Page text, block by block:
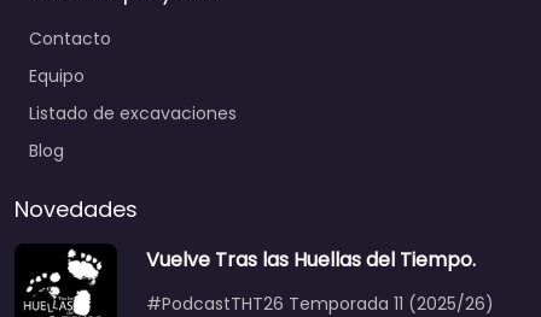
Contacto
Equipo
Listado de excavaciones
Blog
Novedades
Vuelve Tras las Huellas del Tiempo.
#PodcastTHT26 Temporada 11 (2025/26)